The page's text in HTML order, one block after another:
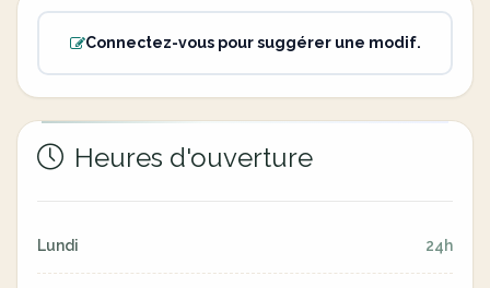
Connectez-vous pour suggérer une modif.
Heures d'ouverture
Lundi 24h